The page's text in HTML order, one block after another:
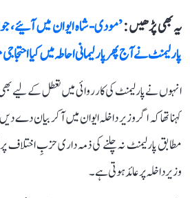
یہ بھی پڑھیں :’مودی-شاہ ایوان میں آئیے،
پارلیمنٹ نے آج پھر پارلیمانی احاطہ میں کیا
انہوں نے پارلیمنٹ کی کارروائی میں تعطل کے لیے
کہنا تھا کہ اگر وزیر داخلہ ایوان میں آ کر بیان دے
مطابق پارلیمنٹ نہ چلنے کی ذمہ داری حزبِ اختلاف
وزیر داخلہ پر عائد ہوتی ہے۔